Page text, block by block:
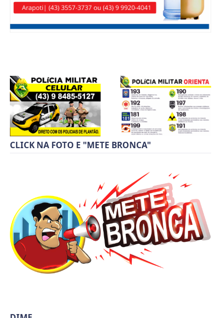
CLICK NA FOTO E "METE BRONCA"